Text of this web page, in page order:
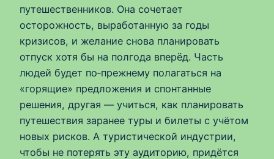
путешественников. Она сочетает
осторожность, выработанную за годы
кризисов, и желание снова планировать
отпуск хотя бы на полгода вперёд. Часть
людей будет по‑прежнему полагаться на
«горящие» предложения и спонтанные
решения, другая — учиться, как планировать
путешествия заранее туры и билеты с учётом
новых рисков. А туристической индустрии,
чтобы не потерять эту аудиторию, придётся